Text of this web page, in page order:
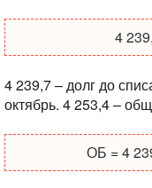
4
4 239,7 – долг до
октябрь. 4 253,4 –
ОБ = 4